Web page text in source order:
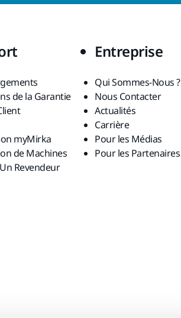
de la Garantie
myMirka
de Machines
Revendeur
Entreprise
Qui Sommes-Nous ?
Nous Contacter
Actualités
Carrière
Pour les Médias
Pour les Partenaires